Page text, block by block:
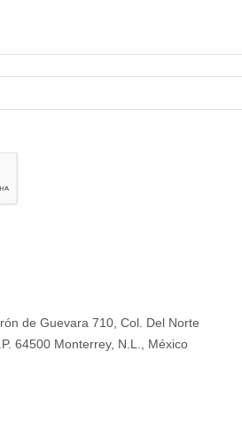
de Guevara 710, Col. Del Norte
64500 Monterrey, N.L., México